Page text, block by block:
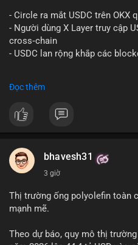
📰 Nguồn: Decrypt
- Circle ra mắt USDC trên OKX
- Người dùng X Layer truy cập
cross‑chain
- USDC lan rộng khắp các
#vlikevn #titanbot
📰 Nguồn: Cointelegraph
Đọc thêm
bhavesh31
3 giờ
Thị trường ống polyolefin toàn
mạnh mẽ.
Theo dự báo, quy mô thị